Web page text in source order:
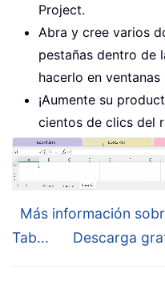
Project.
Abra y cree varios
pestañas dentro de
hacerlo en ventanas
¡Aumente su
cientos de clics del
Más información
Tab...
Descarga